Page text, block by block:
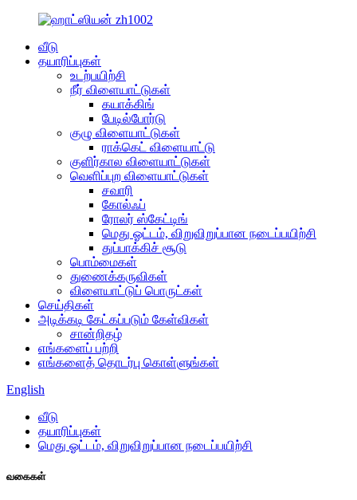
வீடு
தயாரிப்புகள்
உடற்பயிற்சி
நீர் விளையாட்டுகள்
கயாக்கிங்
பேடில்போர்டு
குழு விளையாட்டுகள்
ராக்கெட் விளையாட்டு
குளிர்கால விளையாட்டுகள்
வெளிப்புற விளையாட்டுகள்
சவாரி
கோல்ஃப்
ரோலர் ஸ்கேட்டிங்
மெது ஓட்டம், விறுவிறுப்பான நடைப்பயிற்சி
துப்பாக்கிச் சூடு
பொம்மைகள்
துணைக்கருவிகள்
விளையாட்டுப் பொருட்கள்
செய்திகள்
அடிக்கடி கேட்கப்படும் கேள்விகள்
சான்றிதழ்
எங்களைப் பற்றி
எங்களைத் தொடர்பு கொள்ளுங்கள்
English
வீடு
தயாரிப்புகள்
மெது ஓட்டம், விறுவிறுப்பான நடைப்பயிற்சி
வகைகள்